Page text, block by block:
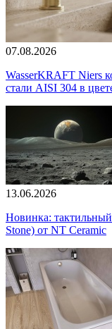
07.08.2026
WasserKRAFT Niers
стали AISI 304 в
13.06.2026
Новинка:
Stone) от NT Ceramic